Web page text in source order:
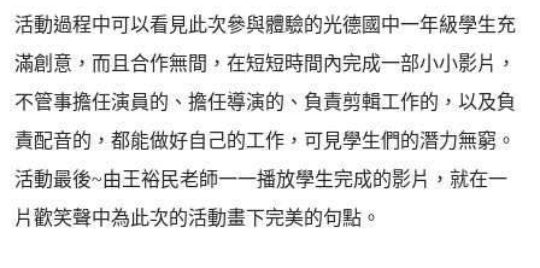
活動過程中可以看見此次參與體驗的光德國中一年級學生充
滿創意，而且合作無間，在短短時間內完成一部小小影片，
不管事擔任演員的、擔任導演的、負責剪輯工作的，以及負
責配音的，都能做好自己的工作，可見學生們的潛力無窮。
活動最後~由王裕民老師一一播放學生完成的影片，就在一
片歡笑聲中為此次的活動畫下完美的句點。